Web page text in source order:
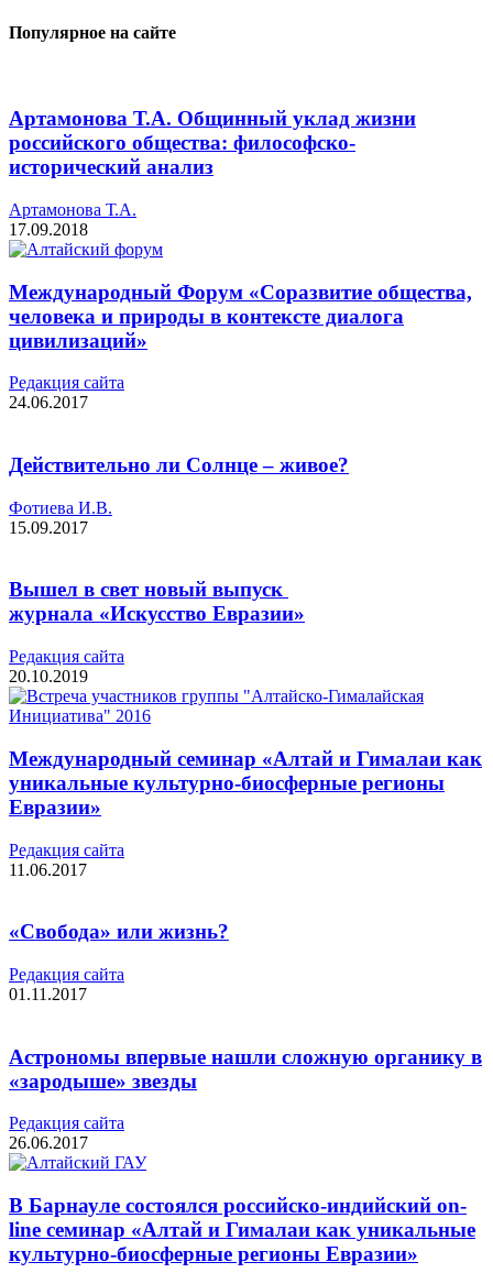
Популярное на сайте
Артамонова Т.А. Общинный уклад жизни
российского общества: философско-
исторический анализ
Артамонова Т.А.
17.09.2018
Международный Форум «Соразвитие общества,
человека и природы в контексте диалога
цивилизаций»
Редакция cайта
24.06.2017
Действительно ли Солнце – живое?
Фотиева И.В.
15.09.2017
Вышел в свет новый выпуск
журнала «Искусство Евразии»
Редакция cайта
20.10.2019
Международный семинар «Алтай и Гималаи как
уникальные культурно-биосферные регионы
Евразии»
Редакция cайта
11.06.2017
«Свобода» или жизнь?
Редакция cайта
01.11.2017
Астрономы впервые нашли сложную органику в
«зародыше» звезды
Редакция cайта
26.06.2017
В Барнауле состоялся российско-индийский on-
line семинар «Алтай и Гималаи как уникальные
культурно-биосферные регионы Евразии»